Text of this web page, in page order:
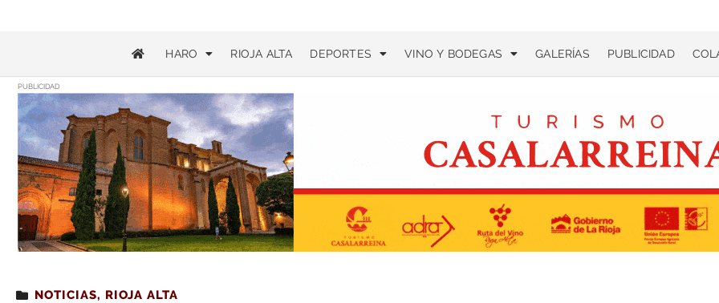
HARO RIOJA ALTA DEPORTES VINO Y BODEGAS GALERÍAS PUBLICIDAD
PUBLICIDAD
Estás leyendo : El centro de día de Casalarreina abrirá en junio
NOTICIAS, RIOJA ALTA